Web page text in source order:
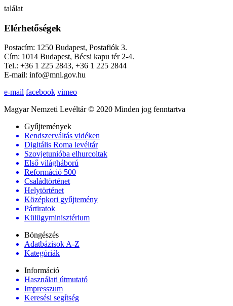
találat
Elérhetőségek
Postacím: 1250 Budapest, Postafiók 3.
Cím: 1014 Budapest, Bécsi kapu tér 2-4.
Tel.: +36 1 225 2843, +36 1 225 2844
E-mail: info@mnl.gov.hu
e-mail facebook vimeo
Magyar Nemzeti Levéltár © 2020 Minden jog fenntartva
Gyűjtemények
Rendszerváltás vidéken
Digitális Roma levéltár
Szovjetunióba elhurcoltak
Első világháború
Reformáció 500
Családtörténet
Helytörténet
Középkori gyűjtemény
Pártiratok
Külügyminisztérium
Böngészés
Adatbázisok A-Z
Kategóriák
Információ
Használati útmutató
Impresszum
Keresési segítség